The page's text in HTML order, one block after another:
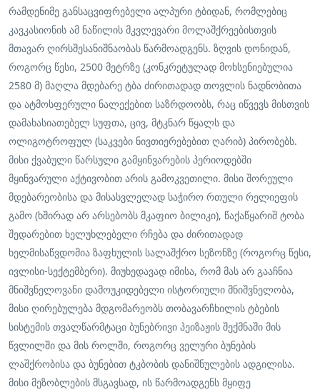
რამდენიმე განსაცვიფრებელი ალპური ტბიდან, რომლებიც
კავკასიონის ამ ნაწილის მკვლევარი მოლაშქრეებისთვის
მთავარ ღირსშესანიშნაობას წარმოადგენს. ზღვის დონიდან,
როგორც წესი, 2500 მეტრზე (კონკრეტულად მოხსენიებულია
2580 მ) მაღლა მდებარე ტბა ძირითადად თოვლის ნადნობითა
და ატმოსფერული ნალექებით საზრდოობს, რაც იწვევს მისთვის
დამახასიათებელ სუფთა, ცივ, მტკნარ წყალს და
ოლიგოტროფულ (საკვები ნივთიერებებით ღარიბ) პირობებს.
მისი ქვაბული წარსული გამყინვარების პერიოდებში
მყინვარული აქტივობით არის გამოკვეთილი. მისი შორეული
მდებარეობისა და მისასვლელად საჭირო რთული რელიეფის
გამო (ხშირად არ არსებობს მკაფიო ბილიკი), წაქაწყარიშ ტობა
შედარებით ხელუხლებელი რჩება და ძირითადად
ხელმისაწვდომია ზაფხულის სალაშქრო სეზონზე (როგორც წესი,
ივლისი-სექტემბერი). მიუხედავად იმისა, რომ მას არ გააჩნია
მნიშვნელოვანი დამოუკიდებელი ისტორიული მნიშვნელობა,
მისი ღირებულება მდგომარეობს თობავარჩხილის ტბების
სისტემის თვალწარმტაცი ბუნებრივი პეიზაჟის შექმნაში მის
წვლილში და მის როლში, როგორც ველური ბუნების
ლაშქრობისა და ბუნებით ტკბობის დანიშნულების ადგილისა.
მისი მეზობლების მსგავსად, ის წარმოადგენს მყიფე